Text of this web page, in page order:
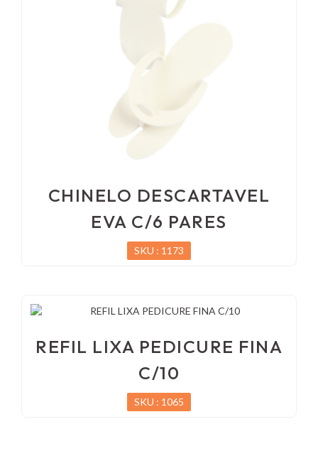
CHINELO DESCARTAVEL
EVA C/6 PARES
SKU : 1173
REFIL LIXA PEDICURE FINA
C/10
SKU : 1065